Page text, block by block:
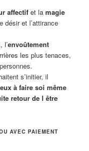
affectifet la magie
désir et l’attirance
l’envoûtement
les plus tenaces,
s’initier, il
à faire soi même
retour de l être
AVEC PAIEMENT